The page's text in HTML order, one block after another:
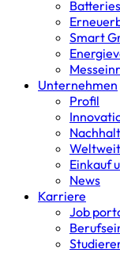
Smart
Unternehmen
Profil
Weltweit
Einkauf
News
Karriere
Job